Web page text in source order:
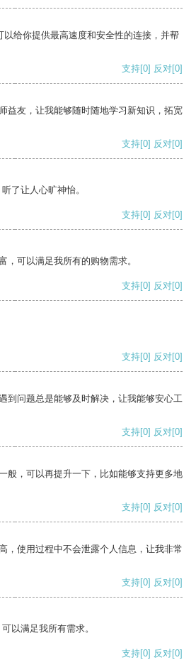
给你提供最高速度和安全性的连接，并帮
支持[0] 反对[0]
益友，让我能够随时随地学习新知识，拓宽
支持[0] 反对[0]
了让人心旷神怡。
支持[0] 反对[0]
，可以满足我所有的购物需求。
支持[0] 反对[0]
支持[0] 反对[0]
到问题总是能够及时解决，让我能够安心工
支持[0] 反对[0]
般，可以再提升一下，比如能够支持更多地
支持[0] 反对[0]
，使用过程中不会泄露个人信息，让我非常
支持[0] 反对[0]
以满足我所有需求。
支持[0] 反对[0]